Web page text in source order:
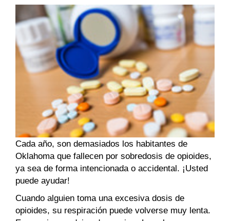
Cada año, son demasiados los habitantes de
Oklahoma que fallecen por sobredosis de opioides,
ya sea de forma intencionada o accidental. ¡Usted
puede ayudar!
Cuando alguien toma una excesiva dosis de
opioides, su respiración puede volverse muy lenta.